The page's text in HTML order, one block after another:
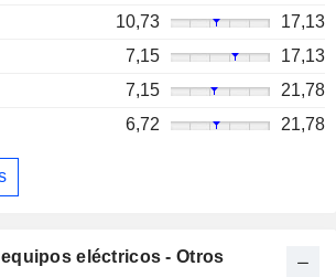
10,73
17,13
7,15
17,13
7,15
21,78
6,72 21,78
eléctricos - Otros